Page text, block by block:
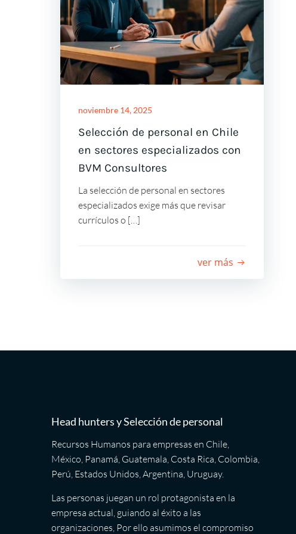
noviembre 14, 2025
Selección de personal en Chile
en sectores especializados con
BVM Consultores
La selección de personal en sectores
especializados exige más que revisar
currículos o […]
ver más
Head hunters y Selección de personal
Recursos Humanos para empresas en Chile,
México, Panamá, Guatemala, Costa Rica, Colombia,
Perú, Estados Unidos, Argentina, Uruguay.
Las personas juegan un rol protagonista en la
empresa actual, guiando al éxito a las
organizaciones, Por ello asumimos el compromiso